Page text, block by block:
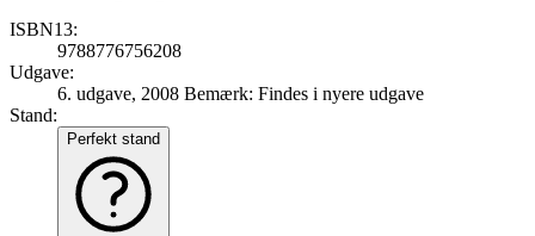
ISBN13:
9788776756208
Udgave:
6. udgave, 2008 Bemærk: Findes i nyere udgave
Stand:
Perfekt stand